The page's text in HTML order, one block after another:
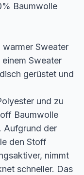
Baumwolle
Sweater
Sweater
gerüstet und
und zu
Baumwolle
Aufgrund der
den Stoff
nimmt
schneller. Das